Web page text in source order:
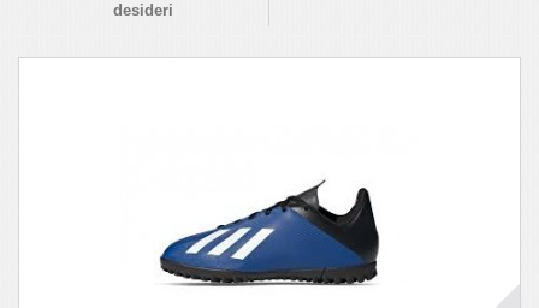
desideri